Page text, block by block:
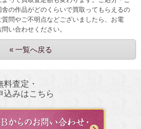
の作品がどのくらいで買取ってもらえるの
問やご不明点などございましたら、お電
い合わせください。
« 一覧へ戻る
査定・
込みはこちら